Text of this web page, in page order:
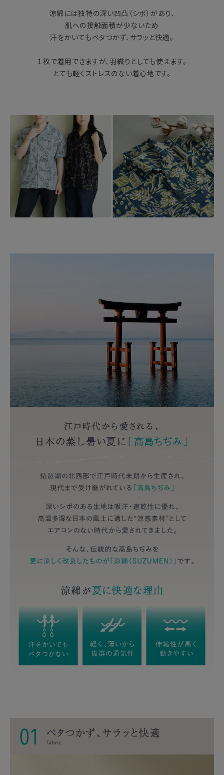
涼綿には独特の深い凹凸（シボ）があり、
肌への接触面積が少ないため
汗をかいてもベタつかず、サラッと快適。
１枚で着用できますが、羽織りとしても使えます。
とても軽くストレスのない着心地です。